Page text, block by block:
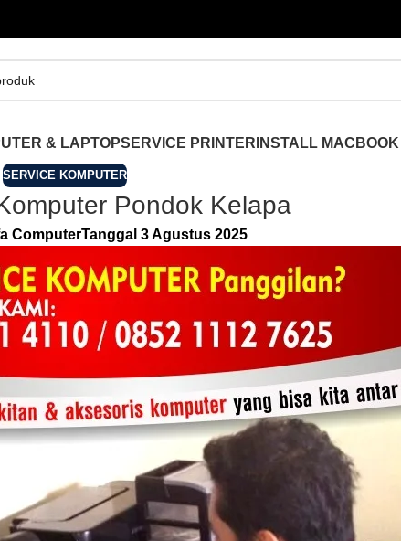
& LAPTOPSERVICE PRINTER INSTALL
SERVICE KOMPUTER
Pondok Kelapa
ComputerTanggal 3 Agustus 2025